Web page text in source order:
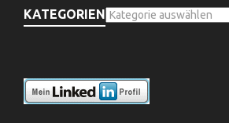
KATEGORIEN